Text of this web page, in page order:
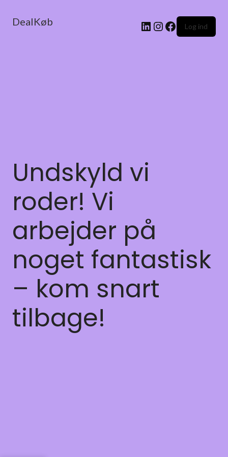
DealKøb Log ind
Undskyld vi
roder! Vi
arbejder på
noget fantastisk
– kom snart
tilbage!